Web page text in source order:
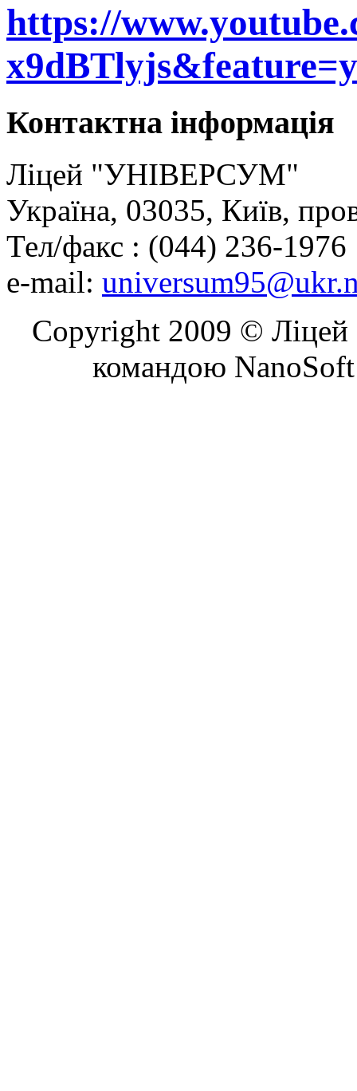
https://
Контактна інформація
Ліцей "УНІВЕРСУМ"
Україна, 03035, Київ,
Тел/факс : (044) 236-1976
e-mail:
Copyright 2009 © Ліцей
командою